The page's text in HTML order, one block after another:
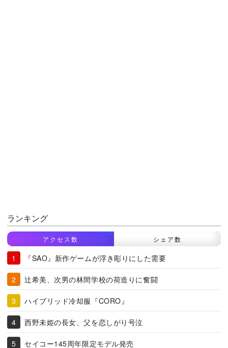
ランキング
アクセス数 シェア数
『SAO』新作ゲームが浮き彫りにした需要
辻希美、次男の林間学校の荷造りに奮闘
ハイブリッド冷却服『CORO』
西野未姫の長女、父を恋しがり号泣
セイコー145周年限定モデル発売